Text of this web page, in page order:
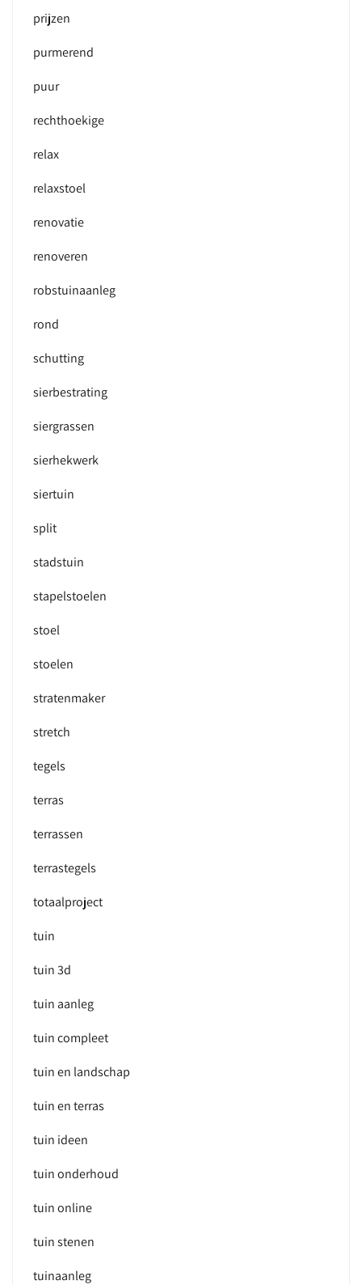
prijzen
purmerend
puur
rechthoekige
relax
relaxstoel
renovatie
renoveren
robstuinaanleg
rond
schutting
sierbestrating
siergrassen
sierhekwerk
siertuin
split
stadstuin
stapelstoelen
stoel
stoelen
stratenmaker
stretch
tegels
terras
terrassen
terrastegels
totaalproject
tuin
tuin 3d
tuin aanleg
tuin compleet
tuin en landschap
tuin en terras
tuin ideen
tuin onderhoud
tuin online
tuin stenen
tuinaanleg